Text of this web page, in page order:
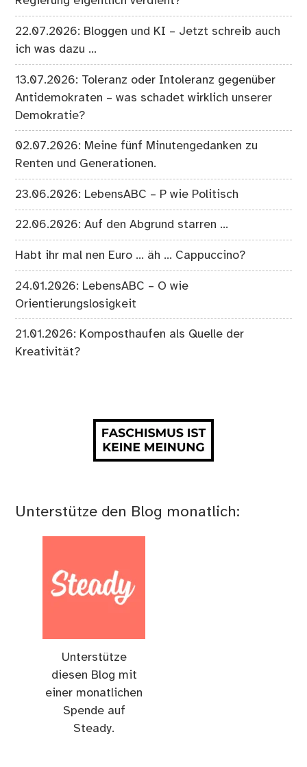
22.07.2026: Bloggen und KI – Jetzt schreib auch
ich was dazu …
13.07.2026: Toleranz oder Intoleranz gegenüber
Antidemokraten – was schadet wirklich unserer
Demokratie?
02.07.2026: Meine fünf Minutengedanken zu
Renten und Generationen.
23.06.2026: LebensABC – P wie Politisch
22.06.2026: Auf den Abgrund starren …
Habt ihr mal nen Euro … äh … Cappuccino?
24.01.2026: LebensABC – O wie
Orientierungslosigkeit
21.01.2026: Komposthaufen als Quelle der
Kreativität?
Unterstütze den Blog monatlich:
Unterstütze
diesen Blog mit
einer monatlichen
Spende auf
Steady.